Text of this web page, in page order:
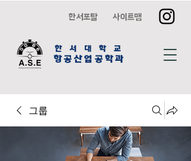
한서포탈 사이트맵
한 서 대 학 교
항공산업공학과
그룹